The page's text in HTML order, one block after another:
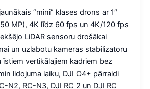
“mini” klases drons ar 1″
MP), 4K līdz 60 fps un 4K/120 fps
LiDAR sensoru drošākai
un uzlabotu kameras stabilizatoru
vertikālajiem kadriem bez
lidojuma laiku, DJI O4+ pārraidi
N2, RC-N3, DJI RC 2 un DJI RC